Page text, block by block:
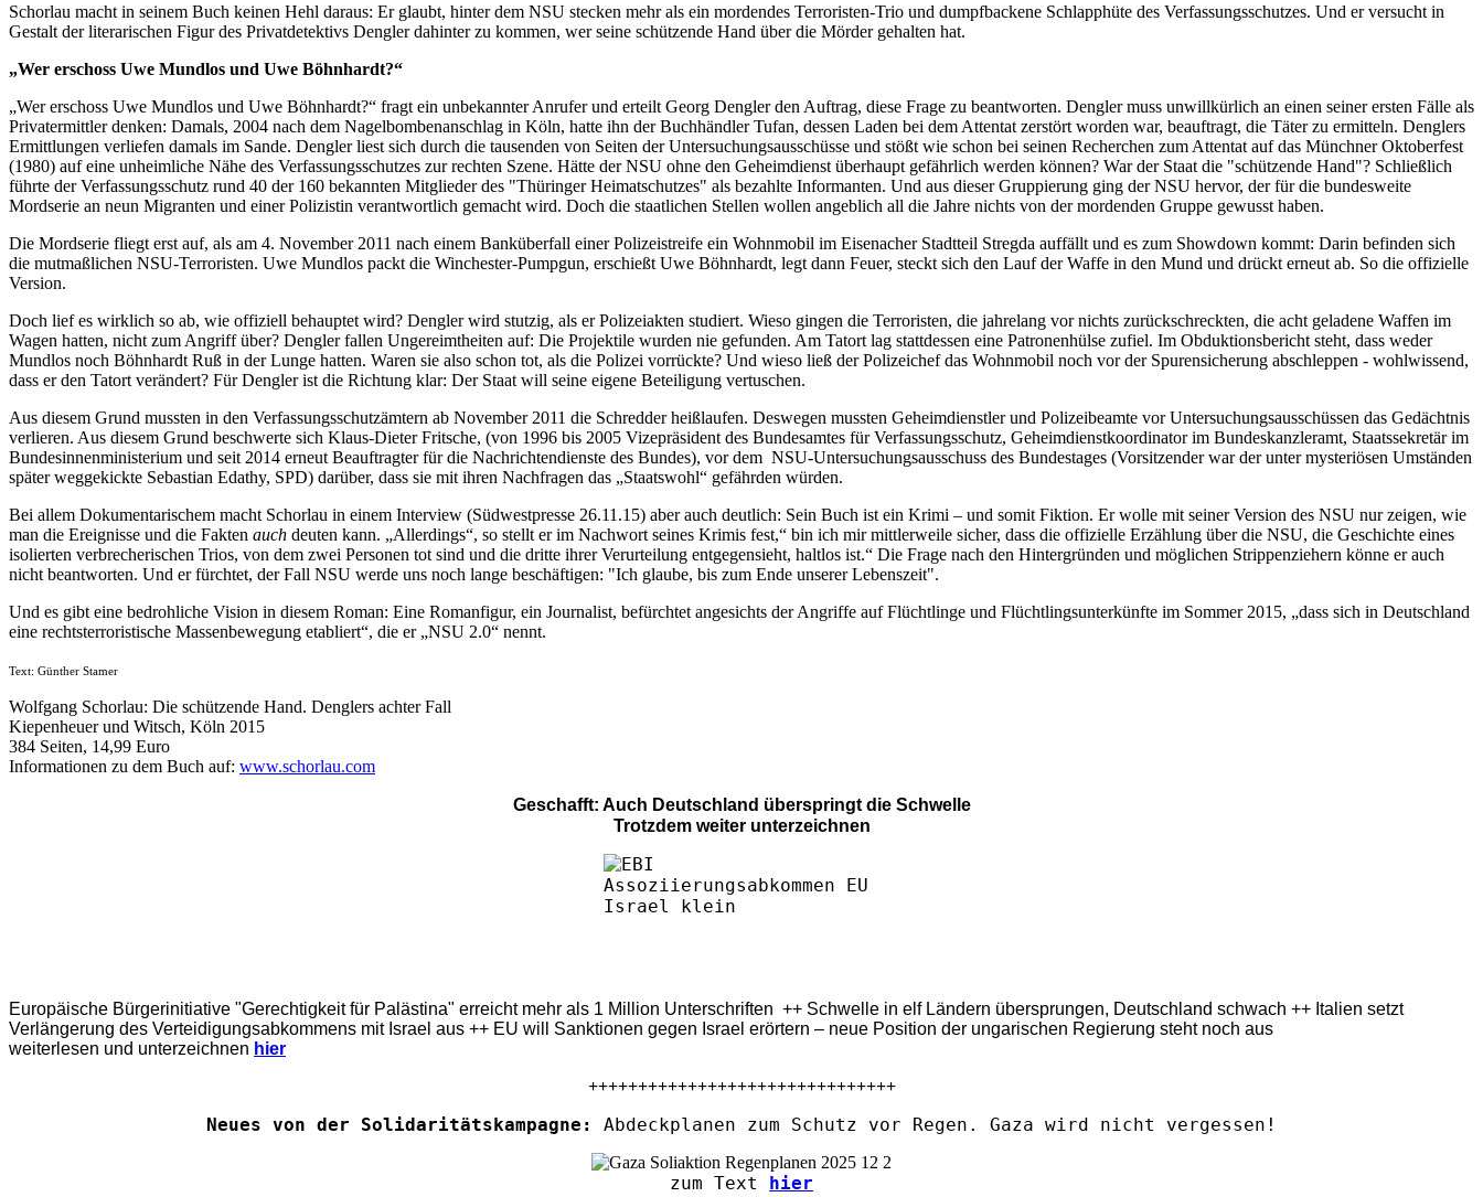
Schorlau macht in seinem Buch keinen Hehl daraus: Er glaubt, hinter dem NSU stecken mehr als ein mordendes Terroristen-Trio und dumpfbackene Schlapphüte des Verfassungsschutzes. Und er versucht in
Gestalt der literarischen Figur des Privatdetektivs Dengler dahinter zu kommen, wer seine schützende Hand über die Mörder gehalten hat.
„Wer erschoss Uwe Mundlos und Uwe Böhnhardt?“
„Wer erschoss Uwe Mundlos und Uwe Böhnhardt?“ fragt ein unbekannter Anrufer und erteilt Georg Dengler den Auftrag, diese Frage zu beantworten. Dengler muss unwillkürlich an einen seiner ersten Fälle als
Privatermittler denken: Damals, 2004 nach dem Nagelbombenanschlag in Köln, hatte ihn der Buchhändler Tufan, dessen Laden bei dem Attentat zerstört worden war, beauftragt, die Täter zu ermitteln. Denglers
Ermittlungen verliefen damals im Sande. Dengler liest sich durch die tausenden von Seiten der Untersuchungsausschüsse und stößt wie schon bei seinen Recherchen zum Attentat auf das Münchner Oktoberfest
(1980) auf eine unheimliche Nähe des Verfassungsschutzes zur rechten Szene. Hätte der NSU ohne den Geheimdienst überhaupt gefährlich werden können? War der Staat die "schützende Hand"? Schließlich
führte der Verfassungsschutz rund 40 der 160 bekannten Mitglieder des "Thüringer Heimatschutzes" als bezahlte Informanten. Und aus dieser Gruppierung ging der NSU hervor, der für die bundesweite
Mordserie an neun Migranten und einer Polizistin verantwortlich gemacht wird. Doch die staatlichen Stellen wollen angeblich all die Jahre nichts von der mordenden Gruppe gewusst haben.
Die Mordserie fliegt erst auf, als am 4. November 2011 nach einem Banküberfall einer Polizeistreife ein Wohnmobil im Eisenacher Stadtteil Stregda auffällt und es zum Showdown kommt: Darin befinden sich
die mutmaßlichen NSU-Terroristen. Uwe Mundlos packt die Winchester-Pumpgun, erschießt Uwe Böhnhardt, legt dann Feuer, steckt sich den Lauf der Waffe in den Mund und drückt erneut ab. So die offizielle
Version.
Doch lief es wirklich so ab, wie offiziell behauptet wird? Dengler wird stutzig, als er Polizeiakten studiert. Wieso gingen die Terroristen, die jahrelang vor nichts zurückschreckten, die acht geladene Waffen im
Wagen hatten, nicht zum Angriff über? Dengler fallen Ungereimtheiten auf: Die Projektile wurden nie gefunden. Am Tatort lag stattdessen eine Patronenhülse zufiel. Im Obduktionsbericht steht, dass weder
Mundlos noch Böhnhardt Ruß in der Lunge hatten. Waren sie also schon tot, als die Polizei vorrückte? Und wieso ließ der Polizeichef das Wohnmobil noch vor der Spurensicherung abschleppen - wohlwissend,
dass er den Tatort verändert? Für Dengler ist die Richtung klar: Der Staat will seine eigene Beteiligung vertuschen.
Aus diesem Grund mussten in den Verfassungsschutzämtern ab November 2011 die Schredder heißlaufen. Deswegen mussten Geheimdienstler und Polizeibeamte vor Untersuchungsausschüssen das Gedächtnis
verlieren. Aus diesem Grund beschwerte sich Klaus-Dieter Fritsche, (von 1996 bis 2005 Vizepräsident des Bundesamtes für Verfassungsschutz, Geheimdienstkoordinator im Bundeskanzleramt, Staatssekretär im
Bundesinnenministerium und seit 2014 erneut Beauftragter für die Nachrichtendienste des Bundes), vor dem NSU-Untersuchungsausschuss des Bundestages (Vorsitzender war der unter mysteriösen Umständen
später weggekickte Sebastian Edathy, SPD) darüber, dass sie mit ihren Nachfragen das „Staatswohl“ gefährden würden.
Bei allem Dokumentarischem macht Schorlau in einem Interview (Südwestpresse 26.11.15) aber auch deutlich: Sein Buch ist ein Krimi – und somit Fiktion. Er wolle mit seiner Version des NSU nur zeigen, wie
man die Ereignisse und die Fakten auch deuten kann. „Allerdings“, so stellt er im Nachwort seines Krimis fest,“ bin ich mir mittlerweile sicher, dass die offizielle Erzählung über die NSU, die Geschichte eines
isolierten verbrecherischen Trios, von dem zwei Personen tot sind und die dritte ihrer Verurteilung entgegensieht, haltlos ist.“ Die Frage nach den Hintergründen und möglichen Strippenziehern könne er auch
nicht beantworten. Und er fürchtet, der Fall NSU werde uns noch lange beschäftigen: "Ich glaube, bis zum Ende unserer Lebenszeit".
Und es gibt eine bedrohliche Vision in diesem Roman: Eine Romanfigur, ein Journalist, befürchtet angesichts der Angriffe auf Flüchtlinge und Flüchtlingsunterkünfte im Sommer 2015, „dass sich in Deutschland
eine rechtsterroristische Massenbewegung etabliert“, die er „NSU 2.0“ nennt.
Text: Günther Stamer
Wolfgang Schorlau: Die schützende Hand. Denglers achter Fall
Kiepenheuer und Witsch, Köln 2015
384 Seiten, 14,99 Euro
Informationen zu dem Buch auf: www.schorlau.com
Geschafft: Auch Deutschland überspringt die Schwelle
Trotzdem weiter unterzeichnen
Europäische Bürgerinitiative "Gerechtigkeit für Palästina" erreicht mehr als 1 Million Unterschriften ++ Schwelle in elf Ländern übersprungen, Deutschland schwach ++ Italien setzt
Verlängerung des Verteidigungsabkommens mit Israel aus ++ EU will Sanktionen gegen Israel erörtern – neue Position der ungarischen Regierung steht noch aus
weiterlesen und unterzeichnen hier
+++++++++++++++++++++++++++++++
Neues von der Solidaritätskampagne: Abdeckplanen zum Schutz vor Regen. Gaza wird nicht vergessen!
zum Text hier